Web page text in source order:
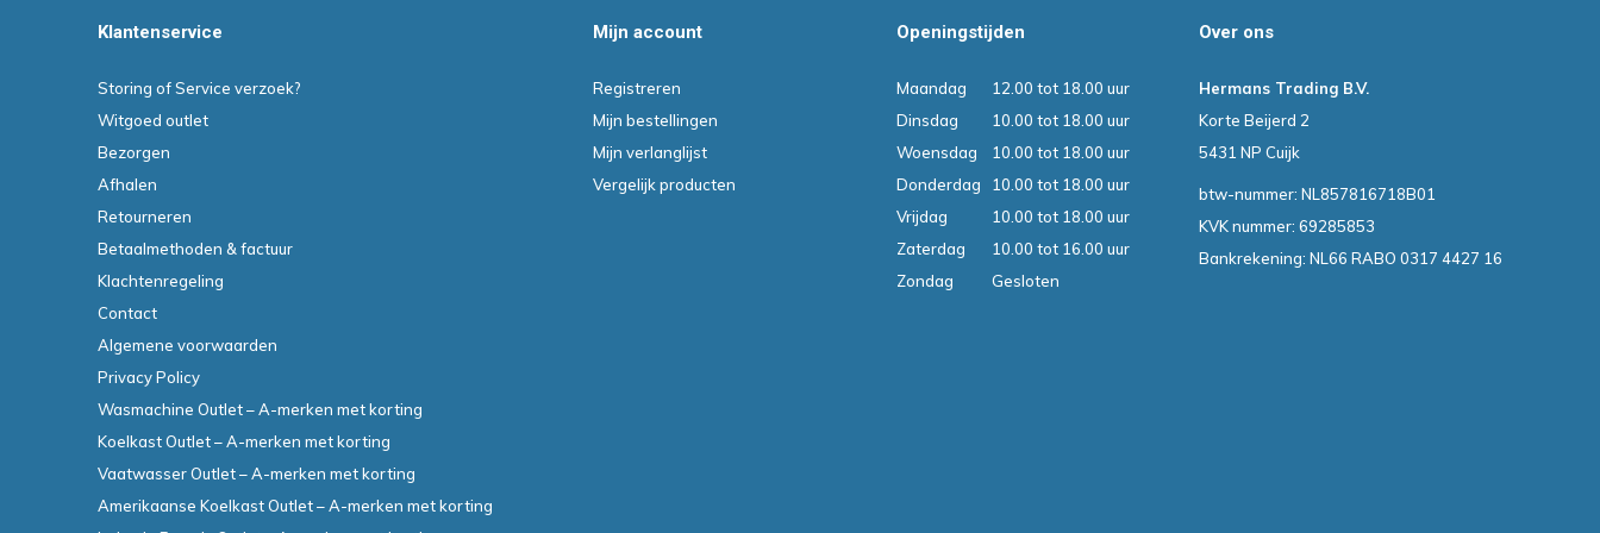
Klantenservice
Storing of Service verzoek?
Witgoed outlet
Bezorgen
Afhalen
Retourneren
Betaalmethoden & factuur
Klachtenregeling
Contact
Algemene voorwaarden
Privacy Policy
Wasmachine Outlet – A-merken met korting
Koelkast Outlet – A-merken met korting
Vaatwasser Outlet – A-merken met korting
Amerikaanse Koelkast Outlet – A-merken met korting
Mijn account
Registreren
Mijn bestellingen
Mijn verlanglijst
Vergelijk producten
Openingstijden
Maandag
12.00 tot 18.00 uur
Dinsdag
10.00 tot 18.00 uur
Woensdag
10.00 tot 18.00 uur
Donderdag
10.00 tot 18.00 uur
Vrijdag
10.00 tot 18.00 uur
Zaterdag
10.00 tot 16.00 uur
Zondag
Gesloten
Over ons
Hermans Trading B.V.
Korte Beijerd 2
5431 NP Cuijk
btw-nummer: NL857816718B01
KVK nummer: 69285853
Bankrekening: NL66 RABO 0317 4427 16